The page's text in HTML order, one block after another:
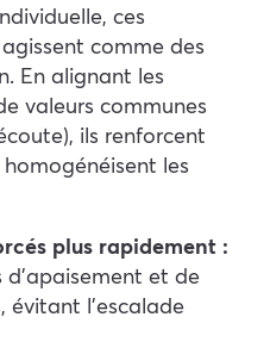
ces
comme des
En alignant les
valeurs communes
ils renforcent
les
plus rapidement :
et de
évitant l’escalade